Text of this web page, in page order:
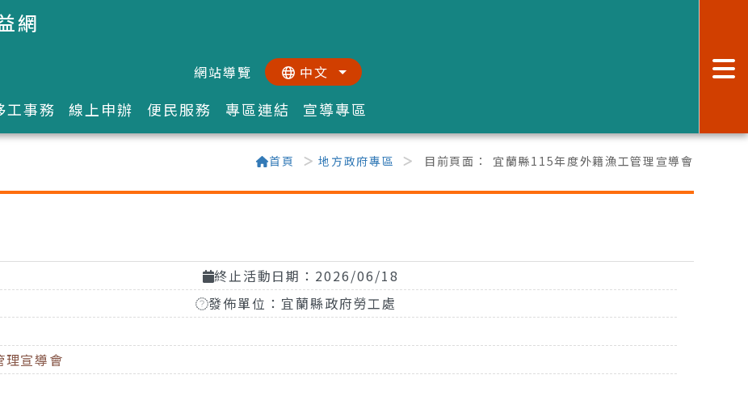
網
:::網站導覽 中文
工事務 線上申辦 便民服務 專區連結 宣導專區
首頁 地方政府專區 目前頁面： 宜蘭縣115年度外籍漁工管理宣導會
終止活動日期：2026/06/18
發佈單位：宜蘭縣政府勞工處
宣導會